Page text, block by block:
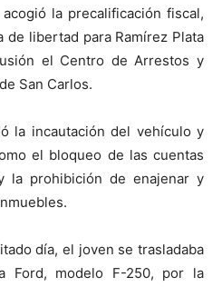
la precalificación fiscal,
de libertad para Ramírez Plata
el Centro de Arrestos y
San Carlos.
la incautación del vehículo y
el bloqueo de las cuentas
la prohibición de enajenar y
día, el joven se trasladaba
Ford, modelo F-250, por la